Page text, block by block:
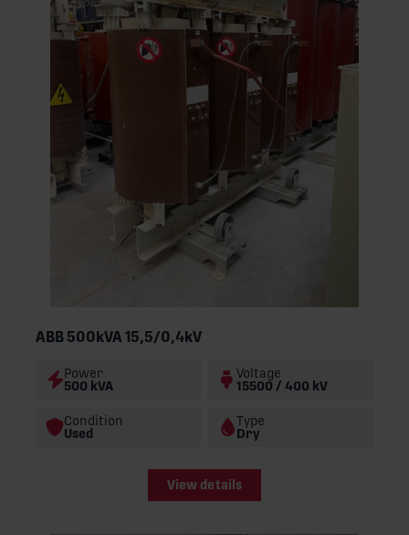
ABB 500kVA 15,5/0,4kV
Power
500 kVA
Voltage
15500 / 400 kV
Condition
Used
Type
Dry
View details